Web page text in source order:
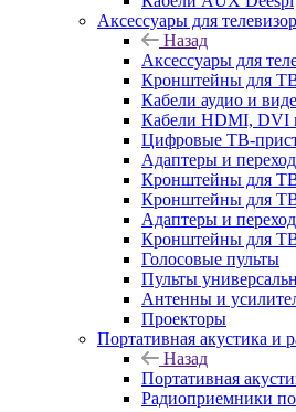
Аксессуары для
Назад
Аксессуары для
Кронштейны для
Кабели аудио и
Кабели HDMI, DVI
Цифровые ТВ-
Адаптеры и
Кронштейны для
Кронштейны для
Адаптеры и
Кронштейны для
Голосовые пульты
Пульты
Антенны и
Проекторы
Портативная акустика и
Назад
Портативная
Радиоприемники